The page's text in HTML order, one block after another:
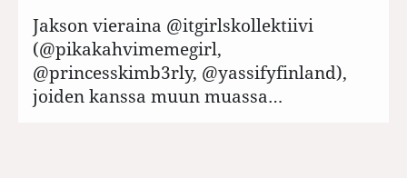
Jakson vieraina @itgirlskollektiivi
(@pikakahvimemegirl,
@princesskimb3rly, @yassifyfinland),
joiden kanssa muun muassa…